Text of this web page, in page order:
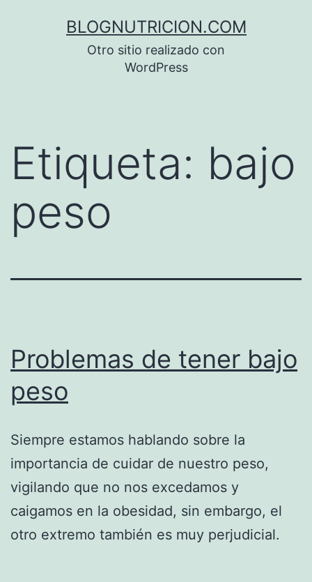
BLOGNUTRICION.COM
Otro sitio realizado con
WordPress
Etiqueta: bajo
peso
Problemas de tener bajo
peso
Siempre estamos hablando sobre la
importancia de cuidar de nuestro peso,
vigilando que no nos excedamos y
caigamos en la obesidad, sin embargo, el
otro extremo también es muy perjudicial.